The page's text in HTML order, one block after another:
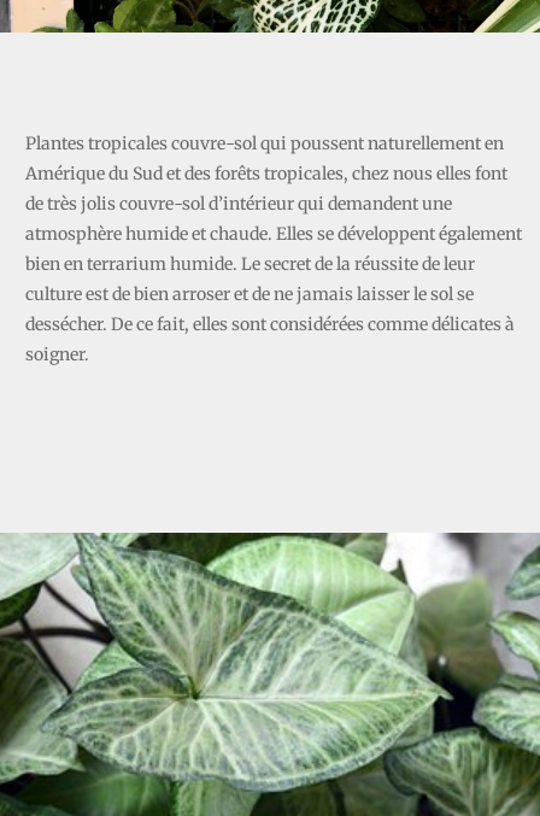
Plantes tropicales couvre-sol qui poussent naturellement en
Amérique du Sud et des forêts tropicales, chez nous elles font
de très jolis couvre-sol d’intérieur qui demandent une
atmosphère humide et chaude. Elles se développent également
bien en terrarium humide. Le secret de la réussite de leur
culture est de bien arroser et de ne jamais laisser le sol se
dessécher. De ce fait, elles sont considérées comme délicates à
soigner.